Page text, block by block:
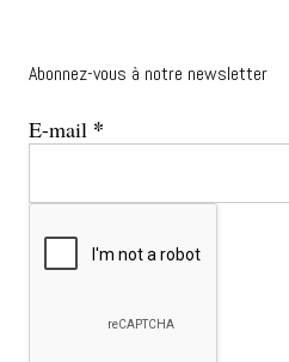
Abonnez-vous à notre newsletter
E-mail *